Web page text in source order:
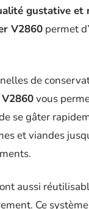
gustative et
V2860 permet
de
vous
se gâter
et viandes
aussi
Ce